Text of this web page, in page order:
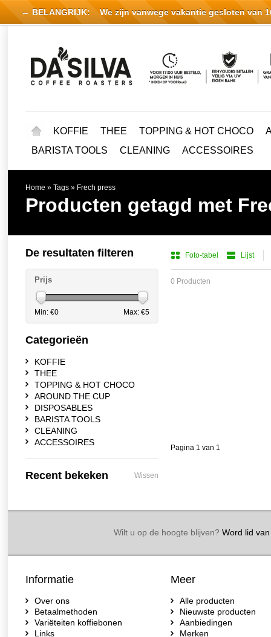
KOFFIE THEE TOPPING & HOT CHOCO
BARISTA TOOLS
CLEANING ACCESSOIRES
Home » Tags » Frech press
Producten getagd met
Foto-tabel Lijst
0 Producten
Pagina 1 van 1
De resultaten filteren
Prijs
Min: €0 Max: €5
Categorieën
KOFFIE
THEE
TOPPING & HOT CHOCO
AROUND THE CUP
DISPOSABLES
BARISTA TOOLS
CLEANING
ACCESSOIRES
Recent bekeken Wissen
Wilt u op de hoogte blijven?Word lid van
Informatie
Over ons
Betaalmethoden
Variëteiten koffiebonen
Links
Meer
Alle producten
Nieuwste producten
Aanbiedingen
Merken
← BELANGRIJK: We zijn vanwege vakantie gesloten van